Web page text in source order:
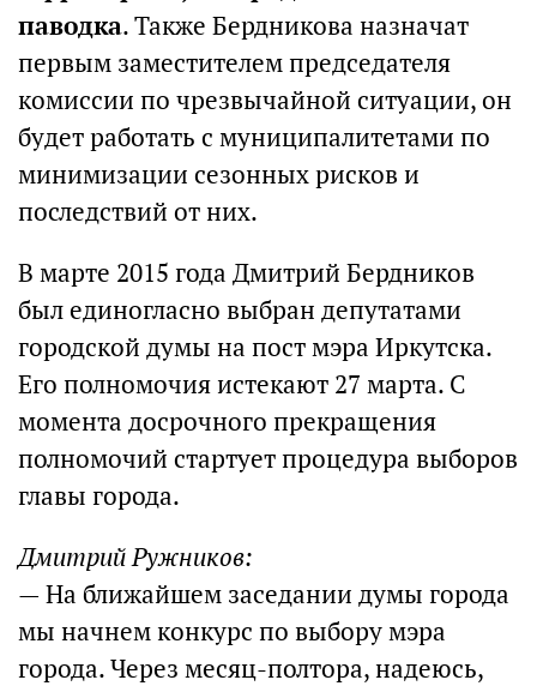
паводка. Также Бердникова назначат
первым заместителем председателя
комиссии по чрезвычайной ситуации, он
будет работать с муниципалитетами по
минимизации сезонных рисков и
последствий от них.
В марте 2015 года Дмитрий Бердников
был единогласно выбран депутатами
городской думы на пост мэра Иркутска.
Его полномочия истекают 27 марта. С
момента досрочного прекращения
полномочий стартует процедура выборов
главы города.
Дмитрий Ружников:
— На ближайшем заседании думы города
мы начнем конкурс по выбору мэра
города. Через месяц-полтора, надеюсь,